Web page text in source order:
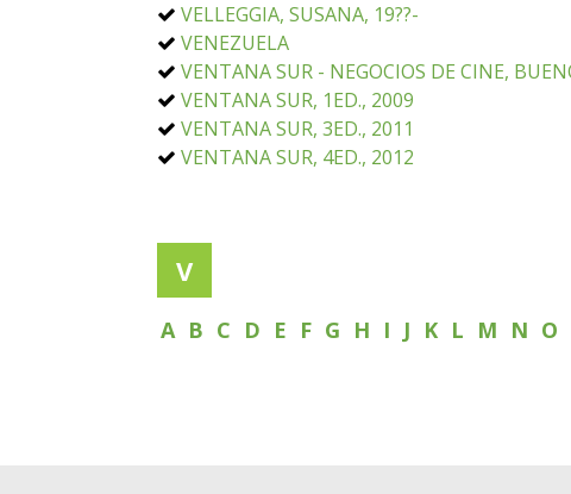
VELLEGGIA, SUSANA, 19??-
VENEZUELA
VENTANA SUR - NEGOCIOS DE CINE,
VENTANA SUR, 1ED., 2009
VENTANA SUR, 3ED., 2011
VENTANA SUR, 4ED., 2012
V
A B C D E F G H I J K L M N O